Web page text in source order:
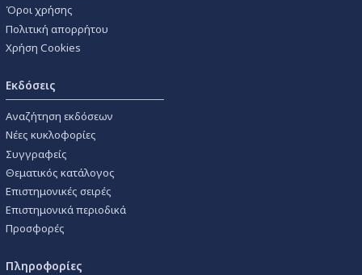
Όροι χρήσης
Πολιτική απορρήτου
Χρήση Cookies
Εκδόσεις
Αναζήτηση εκδόσεων
Νέες κυκλοφορίες
Συγγραφείς
Θεματικός κατάλογος
Επιστημονικές σειρές
Επιστημονικά περιοδικά
Προσφορές
Πληροφορίες